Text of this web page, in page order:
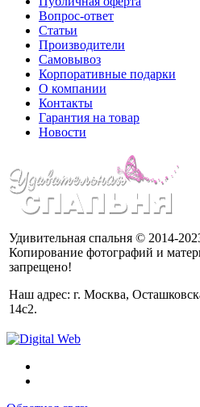
Вопрос-ответ
Статьи
Производители
Самовывоз
Корпоративные подарки
О компании
Контакты
Гарантия на товар
Новости
Удивительная спальня © 2014-
Копирование фотографий и
запрещено!
Наш адрес: г. Москва,
14с2.